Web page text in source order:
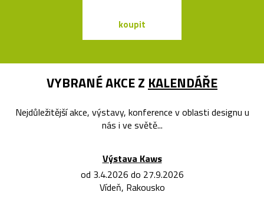
koupit
VYBRANÉ AKCE Z KALENDÁŘE
Nejdůležitější akce, výstavy, konference v oblasti designu u
nás i ve světě...
Výstava Kaws
od 3.4.2026 do 27.9.2026
Vídeň, Rakousko